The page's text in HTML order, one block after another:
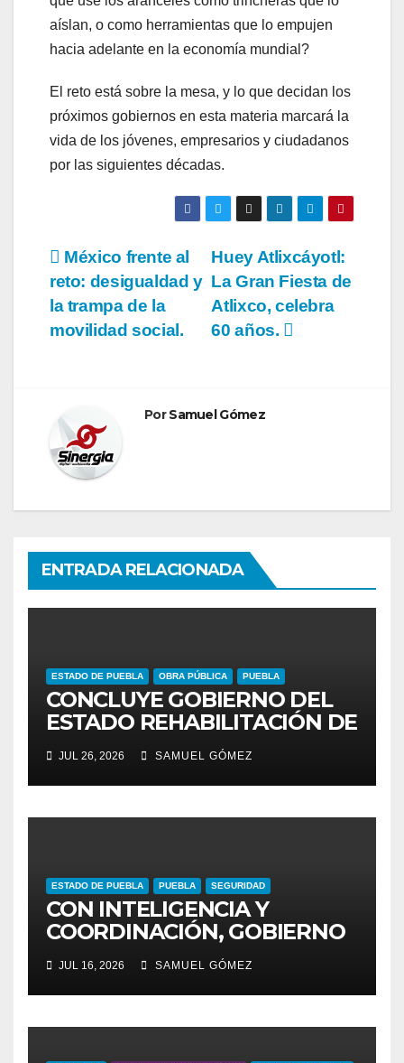
aíslan, o como herramientas que lo empujen
hacia adelante en la economía mundial?
El reto está sobre la mesa, y lo que decidan los
próximos gobiernos en esta materia marcará la
vida de los jóvenes, empresarios y ciudadanos
por las siguientes décadas.
Navegación
de
entradas
Huey Atlixcáyotl:
La Gran Fiesta de
Atlixco, celebra
60 años.
México frente al
reto: desigualdad y
la trampa de la
movilidad social.
PorSamuel Gómez
ENTRADA RELACIONADA
ESTADO DE PUEBLA OBRA PÚBLICA PUEBLA
CONCLUYE GOBIERNO DEL
ESTADO REHABILITACIÓN DE
CUATRO AVENIDAS DEL
PROGRAMA DE
PAVIMENTACIÓN 2026
JUL 26, 2026 SAMUEL GÓMEZ
ESTADO DE PUEBLA PUEBLA SEGURIDAD
CON INTELIGENCIA Y
COORDINACIÓN, GOBIERNO
DEL ESTADO GARANTIZA
SEGURIDAD EN VÍA
ATLIXCÁYOTL
JUL 16, 2026 SAMUEL GÓMEZ